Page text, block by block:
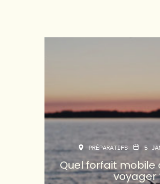
PRÉPARATIFS 5
Quel forfait mobile
voyager